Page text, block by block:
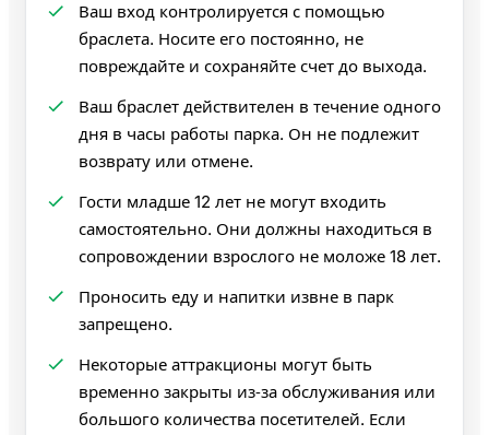
Ваш вход контролируется с помощью
браслета. Носите его постоянно, не
повреждайте и сохраняйте счет до выхода.
Ваш браслет действителен в течение одного
дня в часы работы парка. Он не подлежит
возврату или отмене.
Гости младше 12 лет не могут входить
самостоятельно. Они должны находиться в
сопровождении взрослого не моложе 18 лет.
Проносить еду и напитки извне в парк
запрещено.
Некоторые аттракционы могут быть
временно закрыты из‑за обслуживания или
большого количества посетителей. Если